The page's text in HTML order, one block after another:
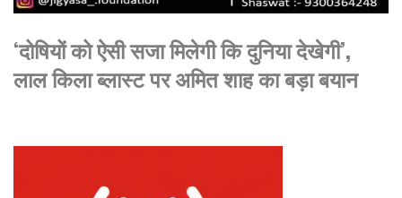
‘दोषियों को ऐसी सजा मिलेगी कि दुनिया देखेगी’,
लाल किला ब्लास्ट पर अमित शाह का बड़ा बयान